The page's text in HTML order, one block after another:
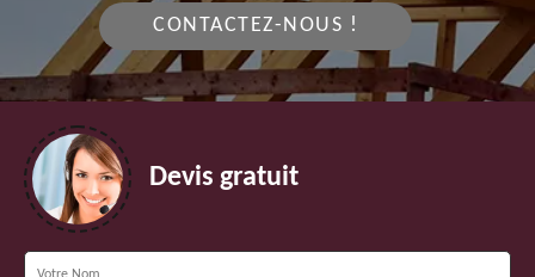
CONTACTEZ-NOUS !
Devis gratuit